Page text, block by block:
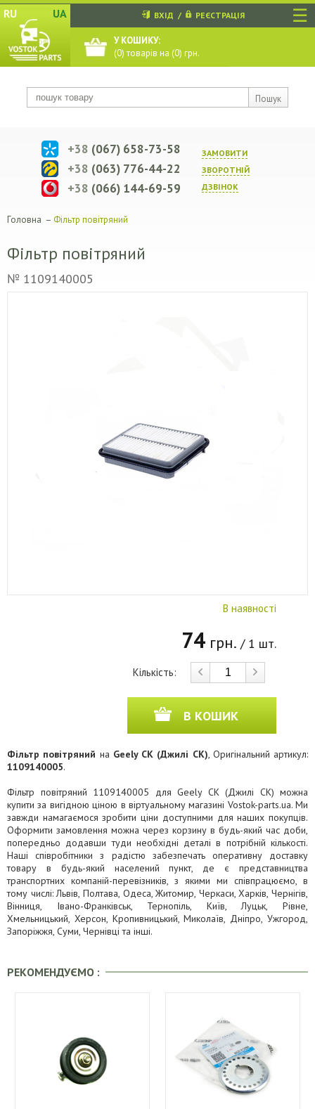
☰
RU UA
Пошук
ВХІД / РЕЄСТРАЦІЯ
У КОШИКУ:
(0) товарів на (0) грн.
ЗАМОВИТИ
ЗВОРОТНIЙ
ДЗВIНОК
+38 (067) 658-73-58
+38 (063) 776-44-22
+38 (066) 144-69-59
Головна – Фільтр повітряний
Фільтр повітряний
№ 1109140005
В наявності
74 грн. / 1 шт.
Кількість:
В КОШИК
Фільтр повітряний на Geely CK (Джилі СК), Оригінальний артикул:
1109140005.
Фільтр повітряний 1109140005 для Geely CK (Джилі СК) можна
купити за вигідною ціною в віртуальному магазині Vostok-parts.ua. Ми
завжди намагаємося зробити ціни доступними для наших покупців.
Оформити замовлення можна через корзину в будь-який час доби,
попередньо додавши туди необхідні деталі в потрібній кількості.
Наші співробітники з радістю забезпечать оперативну доставку
товару в будь-який населений пункт, де є представництва
транспортних компаній-перевізників, з якими ми співпрацюємо, в
тому числі: Львів, Полтава, Одеса, Житомир, Черкаси, Харків, Чернігів,
Вінниця, Івано-Франківськ, Тернопіль, Київ, Луцьк, Рівне,
Хмельницький, Херсон, Кропивницький, Миколаїв, Дніпро, Ужгород,
Запоріжжя, Суми, Чернівці та інші.
РЕКОМЕНДУЄМО :